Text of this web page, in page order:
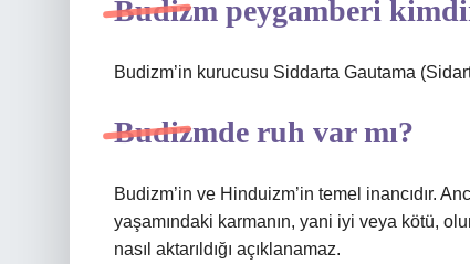
Budizm peygamberi
Budizm’in kurucusu Siddarta Gautama
Budizmde ruh var mı?
Budizm’in ve Hinduizm’in temel inancıdır.
yaşamındaki karmanın, yani iyi veya kötü,
nasıl aktarıldığı açıklanamaz.